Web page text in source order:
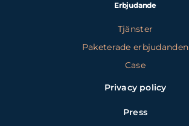
Erbjudande
Tjänster
Paketerade erbjudanden
Case
Privacy policy
Press